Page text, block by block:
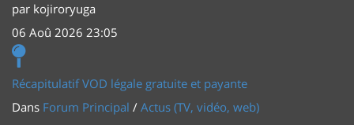
par kojiroryuga
06 Aoû 2026 23:05
Récapitulatif VOD légale gratuite et payante
Dans Forum Principal / Actus (TV, vidéo, web)